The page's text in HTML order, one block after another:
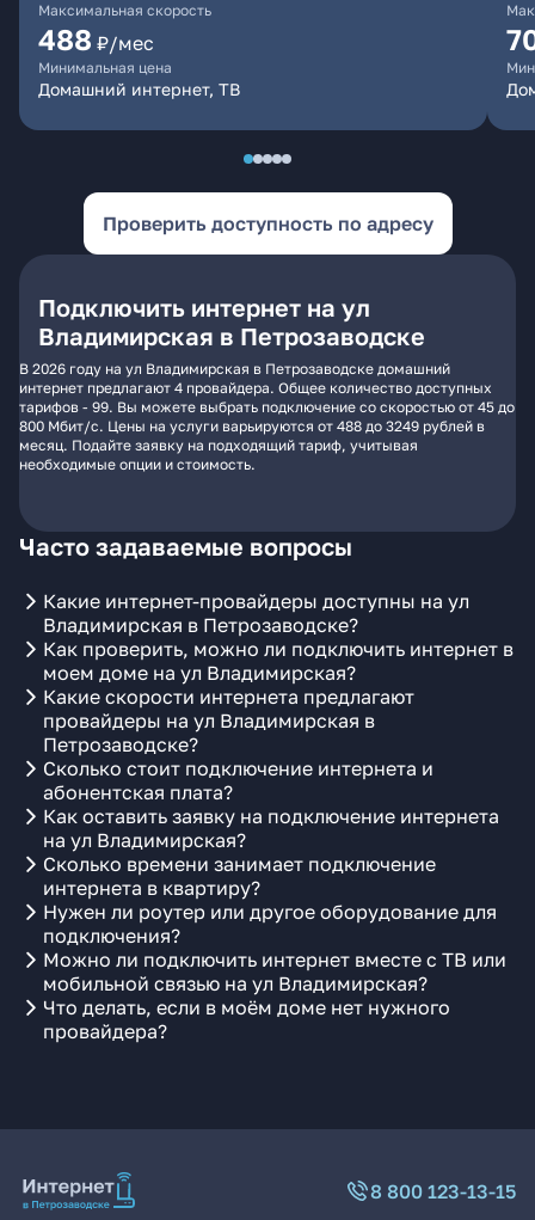
Максимальная скорость
488 ₽/мес
Минимальная цена
Домашний интернет, ТВ
Проверить доступность по адресу
Подключить интернет на ул
Владимирская в Петрозаводске
В 2026 году на ул Владимирская в Петрозаводске домашний
интернет предлагают 4 провайдера. Общее количество доступных
тарифов - 99. Вы можете выбрать подключение со скоростью от 45 до
800 Мбит/с. Цены на услуги варьируются от 488 до 3249 рублей в
месяц. Подайте заявку на подходящий тариф, учитывая
необходимые опции и стоимость.
Часто задаваемые вопросы
Какие интернет-провайдеры доступны на ул
Владимирская в Петрозаводске?
Как проверить, можно ли подключить интернет в
моем доме на ул Владимирская?
Какие скорости интернета предлагают
провайдеры на ул Владимирская в
Петрозаводске?
Сколько стоит подключение интернета и
абонентская плата?
Как оставить заявку на подключение интернета
на ул Владимирская?
Сколько времени занимает подключение
интернета в квартиру?
Нужен ли роутер или другое оборудование для
подключения?
Можно ли подключить интернет вместе с ТВ или
мобильной связью на ул Владимирская?
Что делать, если в моём доме нет нужного
провайдера?
8 800 123-13-15